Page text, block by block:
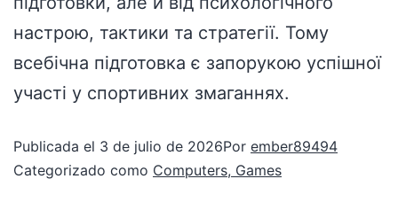
настрою, тактики та стратегії. Тому
всебічна підготовка є запорукою успішної
участі у спортивних змаганнях.
Publicada el 3 de julio de 2026Por ember89494
Categorizado como Computers, Games